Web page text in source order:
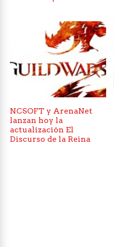
NCSOFT y ArenaNet
lanzan hoy la
actualización El
Discurso de la Reina